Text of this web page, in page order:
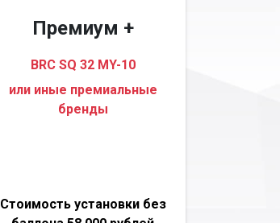
Премиум +
BRC SQ 32 MY-10
или иные премиальные
бренды
Стоимость установки без